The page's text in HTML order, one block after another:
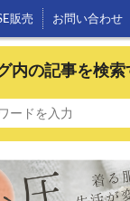
販売 お問い合わせ
内の記事を検索